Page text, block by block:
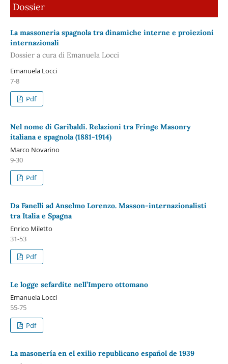
Dossier
La massoneria spagnola tra dinamiche interne e proiezioni
internazionali
Dossier a cura di Emanuela Locci
Emanuela Locci
7-8
Pdf
Nel nome di Garibaldi. Relazioni tra Fringe Masonry
italiana e spagnola (1881-1914)
Marco Novarino
9-30
Pdf
Da Fanelli ad Anselmo Lorenzo. Masson-internazionalisti
tra Italia e Spagna
Enrico Miletto
31-53
Pdf
Le logge sefardite nell’Impero ottomano
Emanuela Locci
55-75
Pdf
La masonería en el exilio republicano español de 1939